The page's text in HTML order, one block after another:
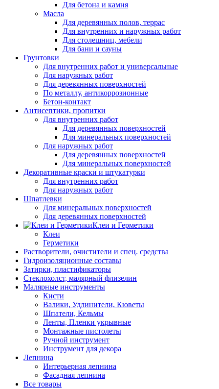
Для бетона и камня
Масла
Для деревянных полов, террас
Для внутренних и наружных работ
Для столешниц, мебели
Для бани и сауны
Грунтовки
Для внутренних работ и универсальные
Для наружных работ
Для деревянных поверхностей
По металлу, антикоррозионные
Бетон-контакт
Антисептики, пропитки
Для внутренних работ
Для деревянных поверхностей
Для минеральных поверхностей
Для наружных работ
Для деревянных поверхностей
Для минеральных поверхностей
Декоративные краски и штукатурки
Для внутренних работ
Для наружных работ
Шпатлевки
Для минеральных поверхностей
Для деревянных поверхностей
Клеи и Герметики
Клеи
Герметики
Растворители, очистители и спец. средства
Гидроизоляционные составы
Затирки, пластификаторы
Стеклохолст, малярный флизелин
Малярные инструменты
Кисти
Валики, Удлинители, Кюветы
Шпатели, Кельмы
Ленты, Пленки укрывные
Монтажные пистолеты
Ручной инструмент
Инструмент для декора
Лепнина
Интерьерная лепнина
Фасадная лепнина
Все товары